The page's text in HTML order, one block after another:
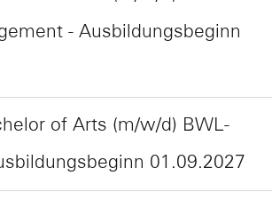
- Ausbildungsbeginn
of Arts (m/w/d) BWL-
01.09.2027